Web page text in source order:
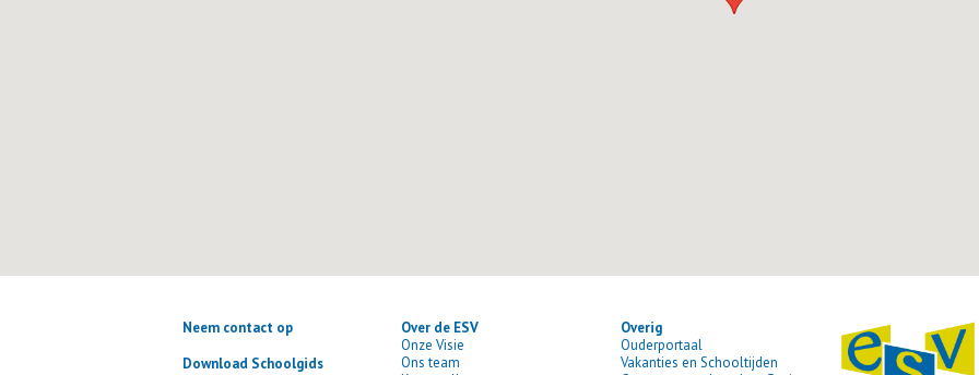
Neem contact op
Download Schoolgids
Over de ESV
Onze Visie
Ons team
Overig
Ouderportaal
Vakanties en Schooltijden